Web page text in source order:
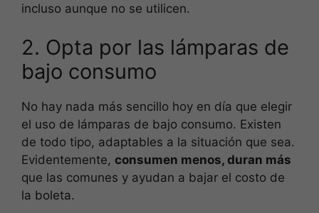
incluso aunque no se utilicen.
2. Opta por las lámparas de
bajo consumo
No hay nada más sencillo hoy en día que elegir
el uso de lámparas de bajo consumo. Existen
de todo tipo, adaptables a la situación que sea.
Evidentemente, consumen menos, duran más
que las comunes y ayudan a bajar el costo de
la boleta.